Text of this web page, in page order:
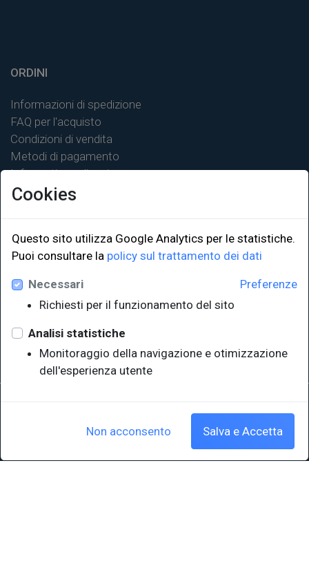
ORDINI
Informazioni di spedizione
FAQ per l'acquisto
Condizioni di vendita
Metodi di pagamento
Informativa sulla privacy
LINK ISTITUZIONALI
Università degli Studi di Trieste
Sistema Bibliotecario di Ateneo
EUT in cifre
P.IVA 00211830328 - C.F. 80013890324 - P.E.C.: ateneo@pec.units.it
Cookies
Questo sito utilizza Google Analytics per le statistiche.
Puoi consultare la policy sul trattamento dei dati
Preferenze
Necessari
Richiesti per il funzionamento del sito
Analisi statistiche
Monitoraggio della navigazione e otimizzazione
dell'esperienza utente
Non acconsento Salva e Accetta